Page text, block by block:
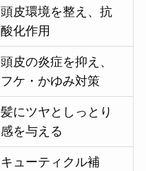
頭皮環境を整え、抗
酸化作用
頭皮の炎症を抑え、
フケ・かゆみ対策
髪にツヤとしっとり
感を与える
キューティクル補